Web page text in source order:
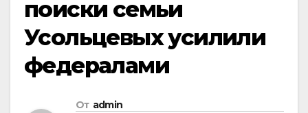
поиски семьи
Усольцевых усилили
федералами
От admin